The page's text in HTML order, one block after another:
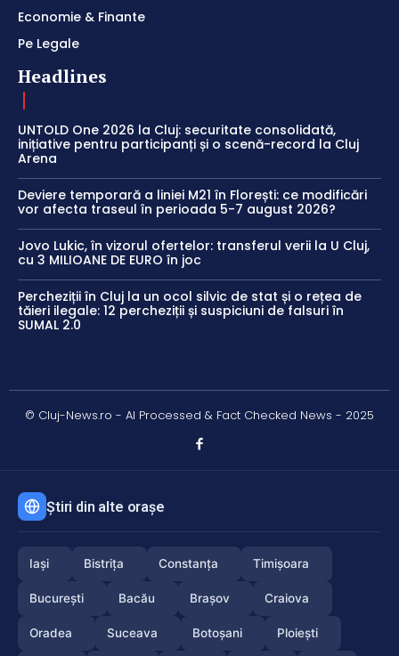
Economie & Finante
Pe Legale
Headlines
UNTOLD One 2026 la Cluj: securitate consolidată,
inițiative pentru participanți și o scenă-record la Cluj
Arena
Deviere temporară a liniei M21 în Florești: ce modificări
vor afecta traseul în perioada 5-7 august 2026?
Jovo Lukic, în vizorul ofertelor: transferul verii la U Cluj,
cu 3 MILIOANE DE EURO în joc
Percheziții în Cluj la un ocol silvic de stat și o rețea de
tăieri ilegale: 12 percheziții și suspiciuni de falsuri în
SUMAL 2.0
© Cluj-News.ro - AI Processed & Fact Checked News - 2025
Știri din alte orașe
Iași Bistrița Constanța Timișoara
București Bacău Brașov Craiova
Oradea Suceava Botoșani Ploiești